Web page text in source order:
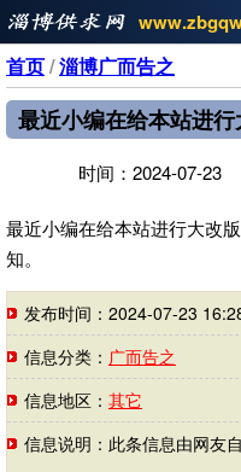
首页/淄博广而告之
最近小编在给本站进
时间：2024-07-
最近小编在给本站进行大改
知。
发布时间：2024-07-23
信息分类： 广而告之
信息地区： 其它
信息说明：此条信息由网友